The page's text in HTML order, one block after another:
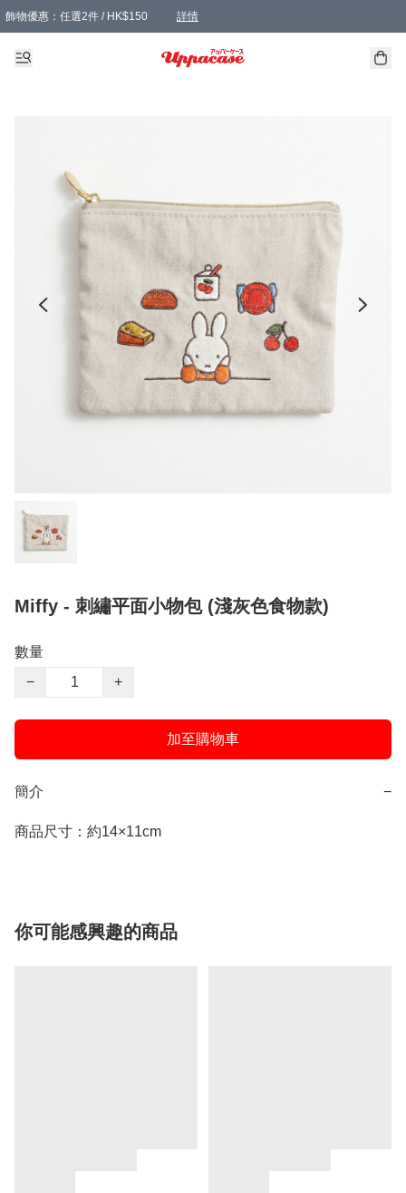
飾物優惠：任選2件 / HK$150 詳情
髮飾優惠：任選2件 / HK$100 詳情
精選襪子優惠：任選3對 / HK$115 詳情
滿額免運：本地訂單滿港幣350元可享免運費優惠
Miffy - 刺繡平面小物包 (淺灰色食物款)
數量
−
+
加至購物車
簡介 −
商品尺寸：約14×11cm
你可能感興趣的商品